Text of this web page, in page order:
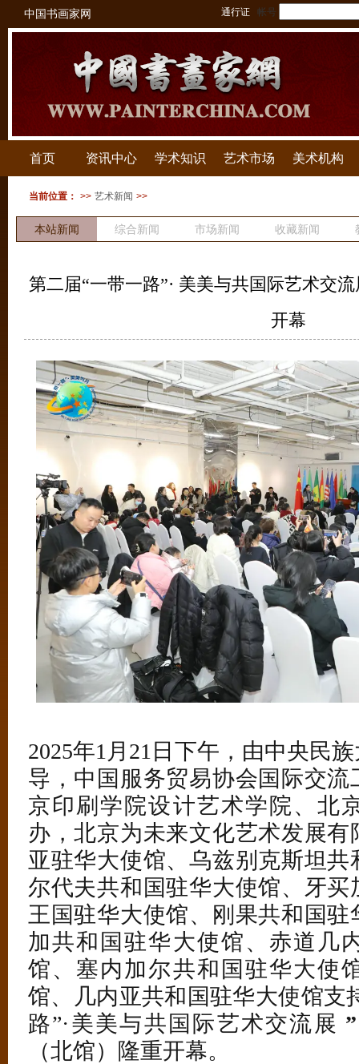
中国书画家网 通行证 帐号
首页 资讯中心 学术知识 艺术市场 美术机构
当前位置： >> 艺术新闻 >>
本站新闻 综合新闻 市场新闻 收藏新闻
第二届“一带一路”· 美美与共国际艺术交
开幕
2025年1月21日下午，由中央民
导，中国服务贸易协会国际交
京印刷学院设计艺术学院、北
办，北京为未来文化艺术发展
亚驻华大使馆、乌兹别克斯坦
尔代夫共和国驻华大使馆、牙
王国驻华大使馆、刚果共和国
加共和国驻华大使馆、赤道几
馆、塞内加尔共和国驻华大使
馆、几内亚共和国驻华大使馆支
路”·美美与共国际艺术交流展 ”
（北馆）隆重开幕。